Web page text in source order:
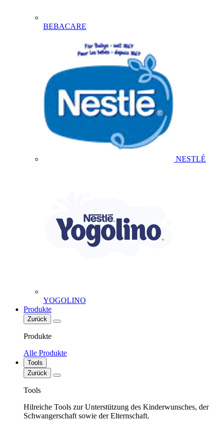
BEBACARE
NESTLÉ
YOGOLINO
Produkte
Zurück
Produkte
Alle Produkte
Tools
Zurück
Tools
Hilreiche Tools zur Unterstützung des Kinderwunsches, der
Schwangerschaft sowie der Elternschaft.